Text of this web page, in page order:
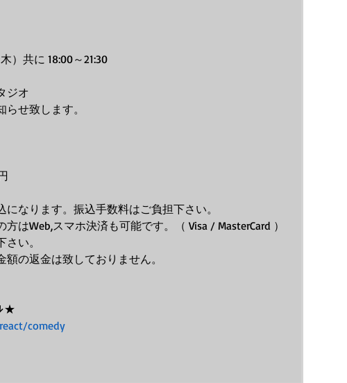
）共に 18:00～21:30
ジオ
せ致します。
なります。振込手数料はご負担下さい。
はWeb,スマホ決済も可能です。（ Visa / MasterCard ）
い。
の返金は致しておりません。
comedy